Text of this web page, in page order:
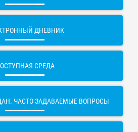
ДНЕВНИК
СРЕДА
ЧАСТО ЗАДАВАЕМЫЕ ВОПРОСЫ